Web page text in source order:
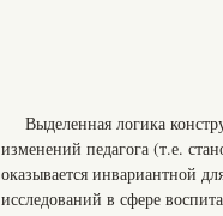
Выделенная логика
изменений педагога (т.е.
оказывается инвариантной
исследований в сфере